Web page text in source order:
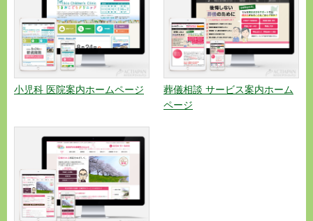
小児科 医院案内ホームページ
葬儀相談 サービス案内ホーム
ページ